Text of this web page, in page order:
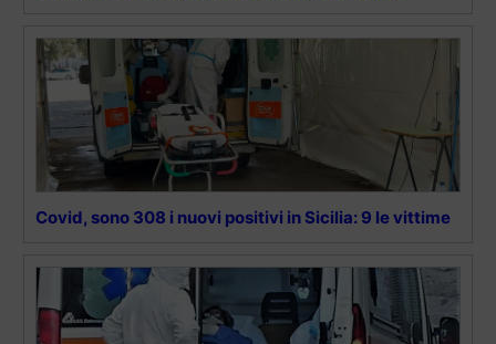
Covid, sono 308 i nuovi positivi in Sicilia: 9 le vittime